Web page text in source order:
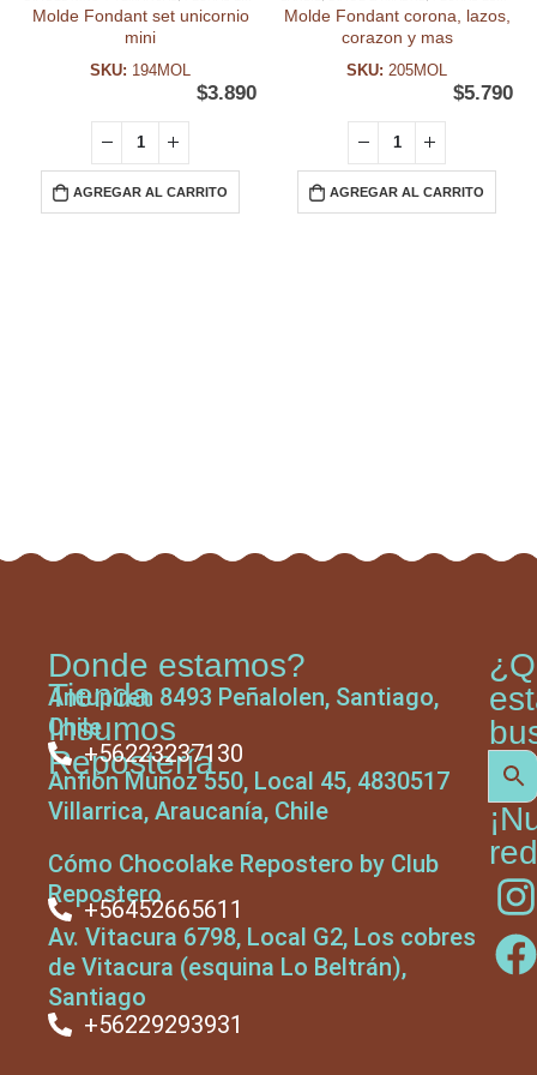
Molde Fondant set unicornio
mini
SKU: 194MOL
$3.890
AGREGAR AL CARRITO
Molde Fondant corona, lazos,
corazon y mas
SKU: 205MOL
$5.790
AGREGAR AL CARRITO
Tienda
Insumos
Repostería
Donde estamos?
Antupiren 8493 Peñalolen, Santiago,
Chile
+56223237130
Anfión Muñoz 550, Local 45, 4830517
Villarrica, Araucanía, Chile
Cómo Chocolake Repostero by Club
Repostero
+56452665611
Av. Vitacura 6798, Local G2, Los cobres
de Vitacura (esquina Lo Beltrán),
Santiago
+56229293931